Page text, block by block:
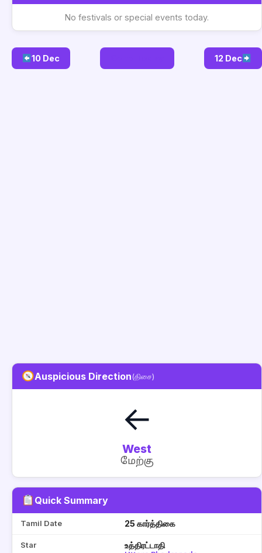
No festivals or special events today.
10 Dec 12 Dec
Auspicious Direction(திசை)
←
West
மேற்கு
Quick Summary
Tamil Date 25 கார்த்திகை
Star உத்திரட்டாதி